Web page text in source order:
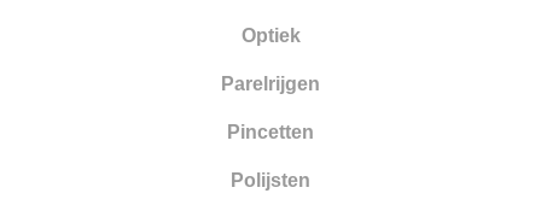
Optiek
Parelrijgen
Pincetten
Polijsten